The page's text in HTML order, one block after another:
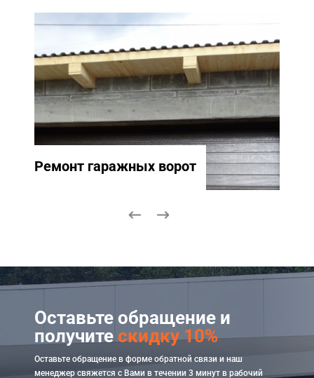
Ремонт гаражных ворот
Оставьте обращение и
получитескидку 10%
Оставьте обращение в форме обратной связи и наш
менеджер свяжется с Вами в течении 3 минут в рабочий